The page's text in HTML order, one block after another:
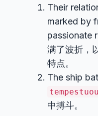
Their
marked by
passionate
满了波折，
特点。
The ship
中搏斗。